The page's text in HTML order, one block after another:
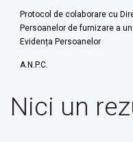
Protocol de colaborare cu
Persoanelor de furnizare a
Evidența Persoanelor
A.N.P.C.
Nici un